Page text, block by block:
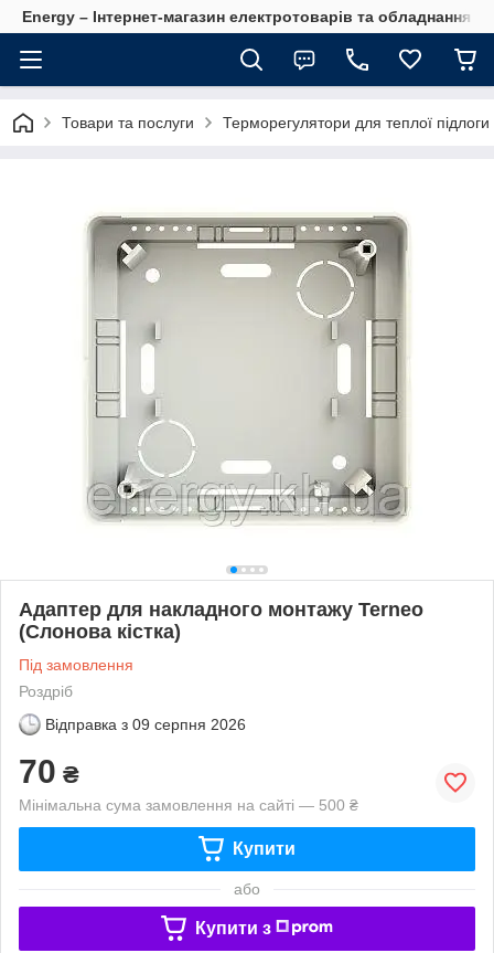
Energy – Інтернет-магазин електротоварів та обладнання
Товари та послуги Терморегулятори для теплої
Адаптер для накладного монтажу Terneo
(Слонова кістка)
Під замовлення
Роздріб
Відправка з 09 серпня 2026
70 ₴
Мінімальна сума замовлення на сайті — 500 ₴
Купити
або
Купити з